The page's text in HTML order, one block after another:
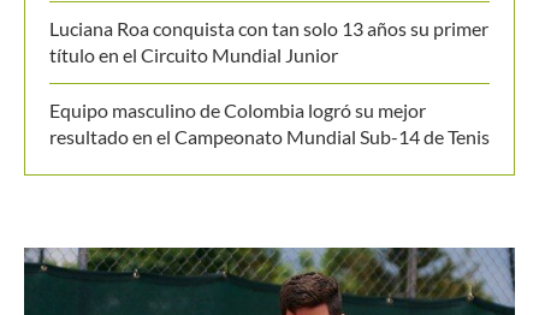
Luciana Roa conquista con tan solo 13 años su primer
título en el Circuito Mundial Junior
Equipo masculino de Colombia logró su mejor
resultado en el Campeonato Mundial Sub-14 de Tenis